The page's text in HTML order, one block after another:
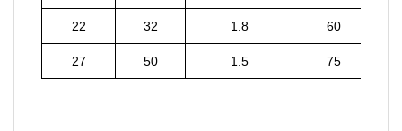
22 32 1.8 60
27 50 1.5 75